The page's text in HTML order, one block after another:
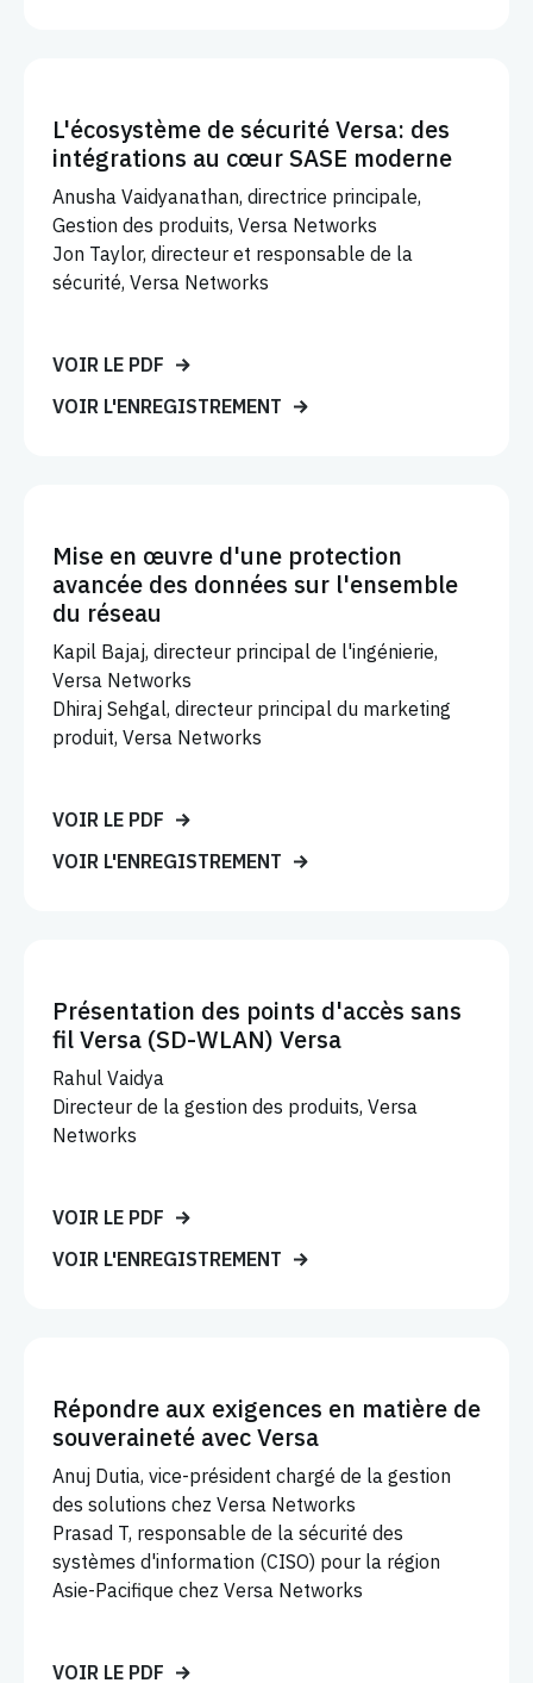
L'écosystème de sécurité Versa: des
intégrations au cœur SASE moderne
Anusha Vaidyanathan, directrice principale,
Gestion des produits, Versa Networks
Jon Taylor, directeur et responsable de la
sécurité, Versa Networks
VOIR LE PDF
VOIR L'ENREGISTREMENT
Mise en œuvre d'une protection
avancée des données sur l'ensemble
du réseau
Kapil Bajaj, directeur principal de l'ingénierie,
Versa Networks
Dhiraj Sehgal, directeur principal du marketing
produit, Versa Networks
VOIR LE PDF
VOIR L'ENREGISTREMENT
Présentation des points d'accès sans
fil Versa (SD-WLAN) Versa
Rahul Vaidya
Directeur de la gestion des produits, Versa
Networks
VOIR LE PDF
VOIR L'ENREGISTREMENT
Répondre aux exigences en matière de
souveraineté avec Versa
Anuj Dutia, vice-président chargé de la gestion
des solutions chez Versa Networks
Prasad T, responsable de la sécurité des
systèmes d'information (CISO) pour la région
Asie-Pacifique chez Versa Networks
VOIR LE PDF